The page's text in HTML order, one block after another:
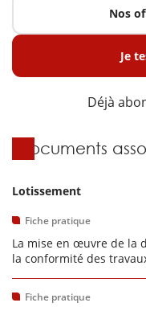
Nos
Je
Déjà
Documents
Lotissement
Fiche pratique
La mise en œuvre de la
la conformité des
Fiche pratique